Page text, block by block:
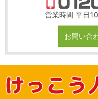
営業時間 平日
お問い合